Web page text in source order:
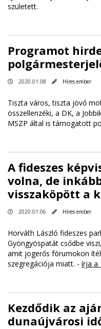
született.
Programot
2020.01.08 Híres ember
Tiszta város, tiszta jövő
összellenzéki, a DK, a
MSZP által is támogatott
A fideszes
volna, de
visszaköpött a
2020.01.06 Híres ember
Horváth László fideszes
Gyöngyöspatát csődbe
amit jogerős fórumokon
szegregációja miatt. - írja a
Kezdődik az
dunaújvárosi